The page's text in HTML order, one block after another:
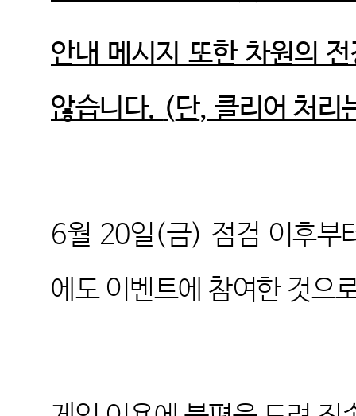
안내 메시지 또한 차원의
않습니다. (단,클리어 처리
6월 20일(금) 점검 이후부
에도 이벤트에 참여한 것으